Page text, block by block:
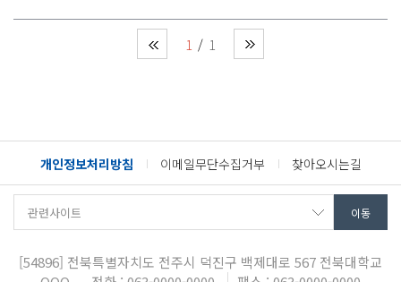
1 1
개인정보처리방침 이메일무단수집거부 찾아오시는길
[54896] 전북특별자치도 전주시 덕진구 백제대로 567 전북대학교